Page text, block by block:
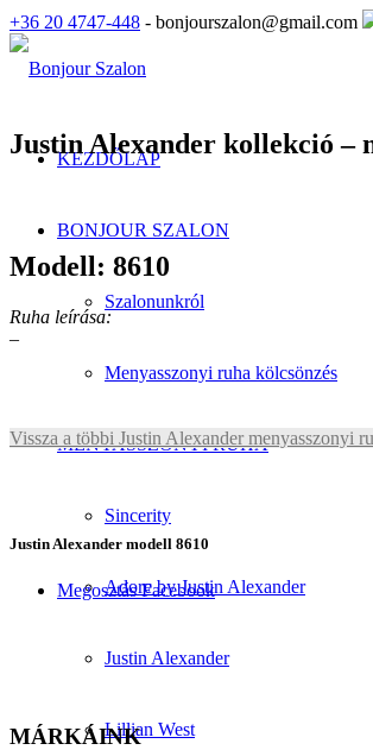
+36 20 4747-448 - bonjourszalon@gmail.com
KEZDŐLAP
BONJOUR SZALON
Szalonunkról
Menyasszonyi ruha kölcsönzés
MENYASSZONYI RUHA
Sincerity
Adore by Justin Alexander
Justin Alexander
Lillian West
Justin Alexander kollekció –
Modell: 8610
Ruha leírása:
–
Vissza a többi Justin Alexander menyasszonyi
Justin Alexander modell 8610
Megosztás Facebook
MÁRKÁINK